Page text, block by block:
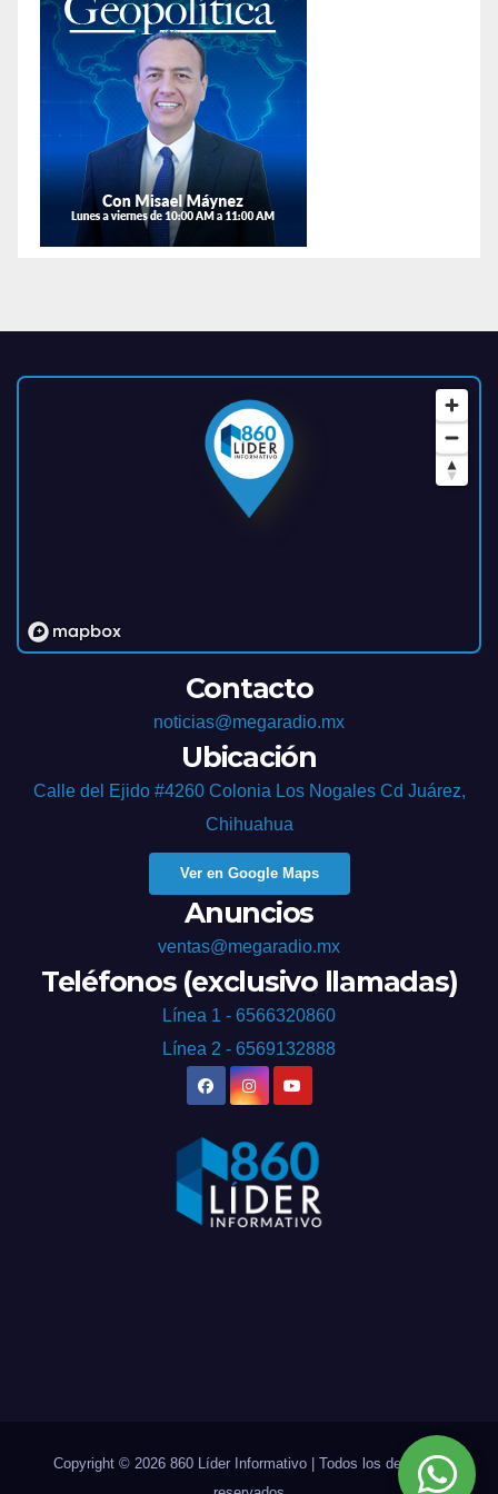
Contacto
noticias@megaradio.mx
Ubicación
Calle del Ejido #4260 Colonia Los Nogales Cd Juárez,
Chihuahua
Ver en Google Maps
Anuncios
ventas@megaradio.mx
Teléfonos (exclusivo llamadas)
Línea 1 - 6566320860
Línea 2 - 6569132888
Copyright © 2026 860 Líder Informativo | Todos los derechos